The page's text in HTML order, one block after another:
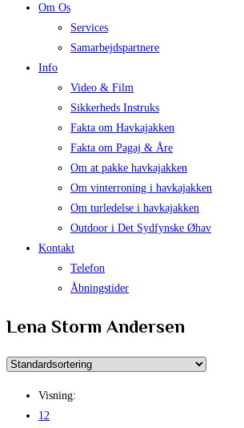
Om Os
Services
Samarbejdspartnere
Info
Video & Film
Sikkerheds Instruks
Fakta om Havkajakken
Fakta om Pagaj & Åre
Om at pakke havkajakken
Om vinterroning i havkajakken
Om turledelse i havkajakken
Outdoor i Det Sydfynske Øhav
Kontakt
Telefon
Åbningstider
Lena Storm Andersen
Visning:
12